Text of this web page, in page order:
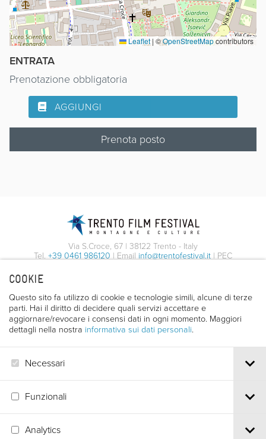
COOKIE
Questo sito fa utilizzo di cookie e tecnologie simili, alcune di terze
parti. Hai il diritto di decidere quali servizi accettare e
aggiornare/revocare i consensi dati in ogni momento. Maggiori
dettagli nella nostra informativa sui dati personali.
Necessari
Funzionali
Analytics
Leaflet | ©OpenStreetMapcontributors
ENTRATA
Prenotazione obbligatoria
AGGIUNGI
Prenota posto
Via S.Croce, 67 | 38122 Trento - Italy
Tel.+39 0461 986120| Emailinfo@trentofestival.it| PEC